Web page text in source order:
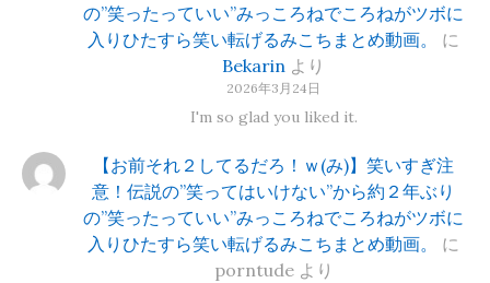
の”笑ったっていい”みっころねでころねがツボに
入りひたすら笑い転げるみこちまとめ動画。
に
Bekarin より
2026年3月24日
I'm so glad you liked it.
【お前それ２してるだろ！ｗ(み)】笑いすぎ注
意！伝説の”笑ってはいけない”から約２年ぶり
の”笑ったっていい”みっころねでころねがツボに
入りひたすら笑い転げるみこちまとめ動画。
に
porntudeより